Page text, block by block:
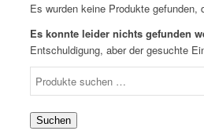
Es wurden keine Produkte gefunden,
Es konnte leider nichts gefunden
Entschuldigung, aber der gesuchte
Suchen